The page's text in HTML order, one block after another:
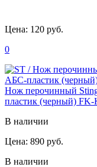
Цена: 120 руб.
0
Нож перочинный
пластик (черный)
В наличии
Цена: 890 руб.
В наличии